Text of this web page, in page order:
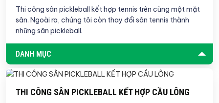
Thi công sân pickleball kết hợp tennis trên cùng một mặt
sân. Ngoài ra, chúng tôi còn thay đổi sân tennis thành
DANH MỤC
THI CÔNG SÂN PICKLEBALL KẾT HỢP CẦU LÔNG